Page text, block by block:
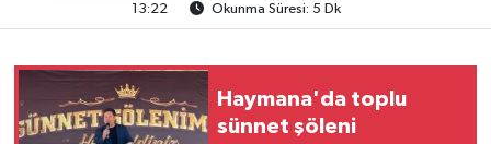
13:22
Okunma Süresi: 5 Dk
Haymana'da toplu
sünnet şöleni